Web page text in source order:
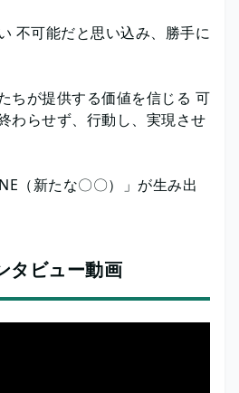
不可能だと思い込み、勝手に
ちが提供する価値を信じる 可
わらせず、行動し、実現させ
（新たな〇〇）」が生み出
タビュー動画